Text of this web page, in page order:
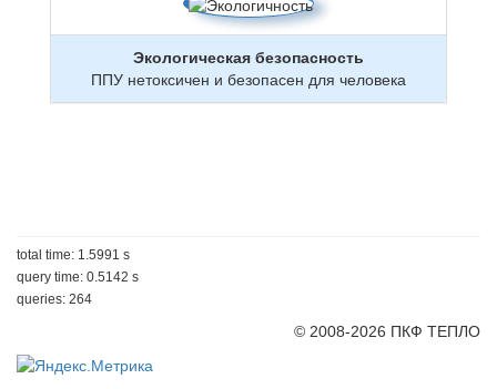
Экологическая безопасность
ППУ нетоксичен и безопасен для человека
total time: 1.5991 s
query time: 0.5142 s
queries: 264
© 2008-2026 ПКФ ТЕПЛО